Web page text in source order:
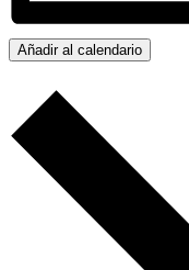
Añadir al calendario